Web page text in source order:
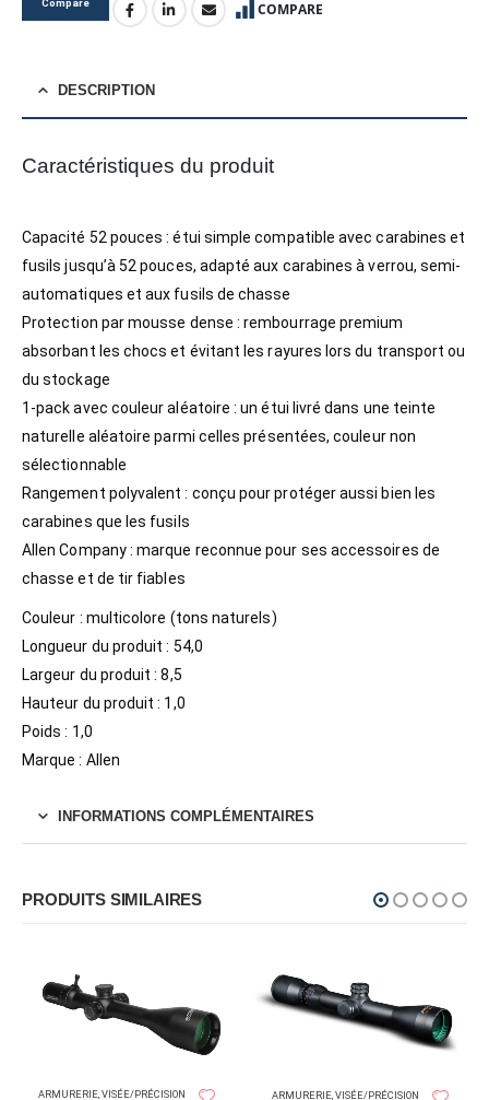
Compare COMPARE
DESCRIPTION
Caractéristiques du produit
Capacité 52 pouces : étui simple compatible avec carabines et
fusils jusqu’à 52 pouces, adapté aux carabines à verrou, semi-
automatiques et aux fusils de chasse
Protection par mousse dense : rembourrage premium
absorbant les chocs et évitant les rayures lors du transport ou
du stockage
1-pack avec couleur aléatoire : un étui livré dans une teinte
naturelle aléatoire parmi celles présentées, couleur non
sélectionnable
Rangement polyvalent : conçu pour protéger aussi bien les
carabines que les fusils
Allen Company : marque reconnue pour ses accessoires de
chasse et de tir fiables
Couleur : multicolore (tons naturels)
Longueur du produit : 54,0
Largeur du produit : 8,5
Hauteur du produit : 1,0
Poids : 1,0
Marque : Allen
INFORMATIONS COMPLÉMENTAIRES
PRODUITS SIMILAIRES
ARMURERIE VISÉE/PRÉCISION ARMURERIE VISÉE/PRÉCISION